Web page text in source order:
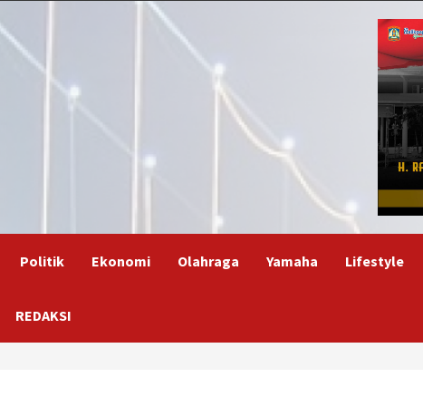
Politik Ekonomi Olahraga Yamaha Lifestyle
REDAKSI